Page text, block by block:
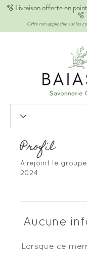
🫧 Livraison offerte en
🫧
Offre non applicable sur les
Profil
A rejoint le groupe
2024
Aucune
Lorsque ce